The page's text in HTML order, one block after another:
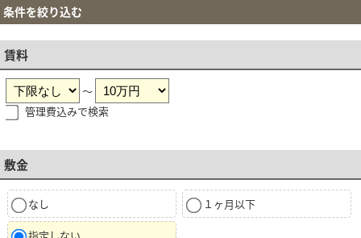
条件を絞り込む
賃料
～
管理費込みで検索
敷金
なし １ヶ月以下